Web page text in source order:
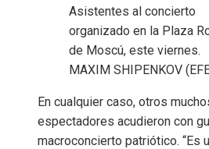
Asistentes al concierto
organizado en la Plaza
de Moscú, este viernes.
MAXIM SHIPENKOV
En cualquier caso, otros
espectadores acudieron con
macroconcierto patriótico. “Es